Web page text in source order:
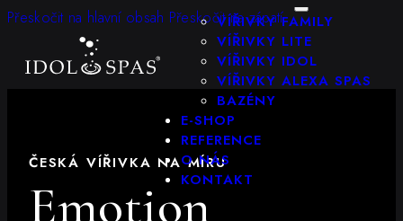
Přeskočit na hlavní obsah Přeskočit na zápatí
VÍŘIVKY FAMILY
VÍŘIVKY LITE
VÍŘIVKY IDOL
VÍŘIVKY ALEXA SPAS
BAZÉNY
E-SHOP
REFERENCE
O NÁS
KONTAKT
ČESKÁ VÍŘIVKA NA MÍRU
Emotion